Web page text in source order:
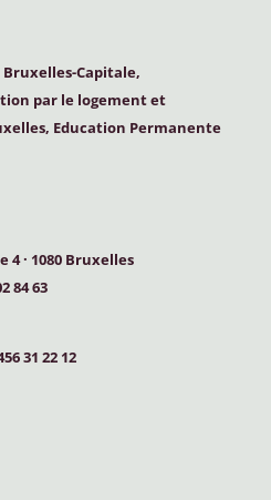
Bruxelles-Capitale,
par le logement et
Education Permanente
4· 1080 Bruxelles
84 63
31 22 12